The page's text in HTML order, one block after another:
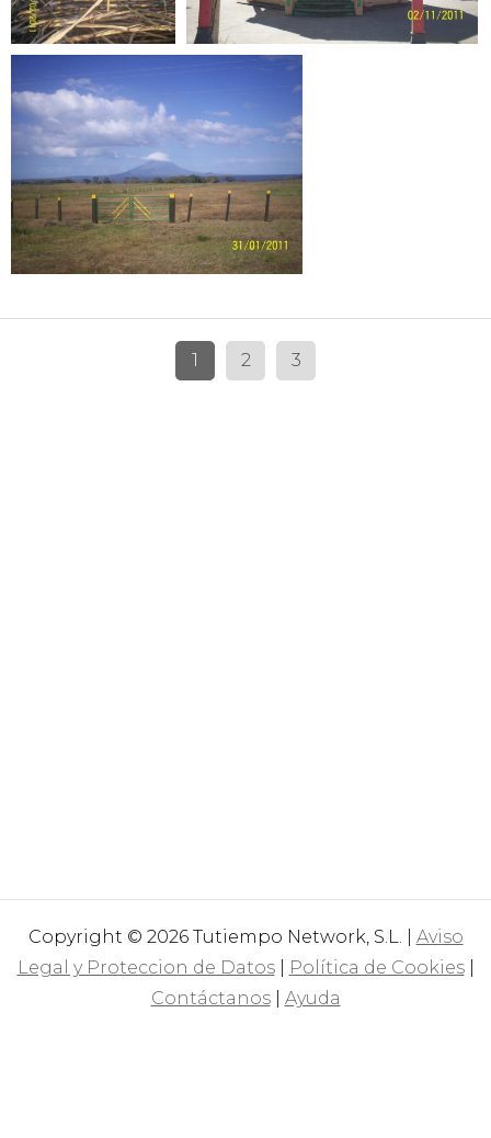
1 2 3
Copyright © 2026 Tutiempo Network, S.L. | Aviso
Legal y Proteccion de Datos| Política de Cookies|
Contáctanos| Ayuda